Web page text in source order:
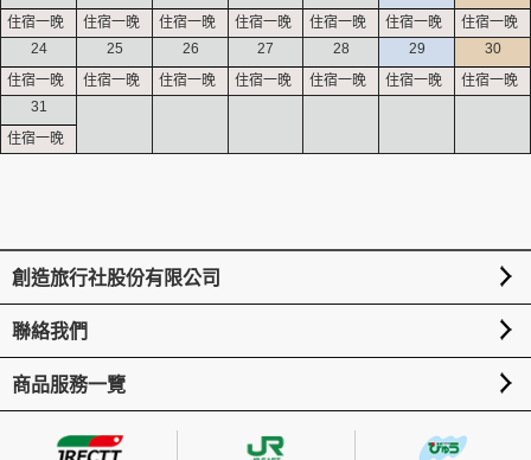
24 25 26 27 28 29 30
31
創造旅行社股份有限公司
聯絡我們
商品服務一覽